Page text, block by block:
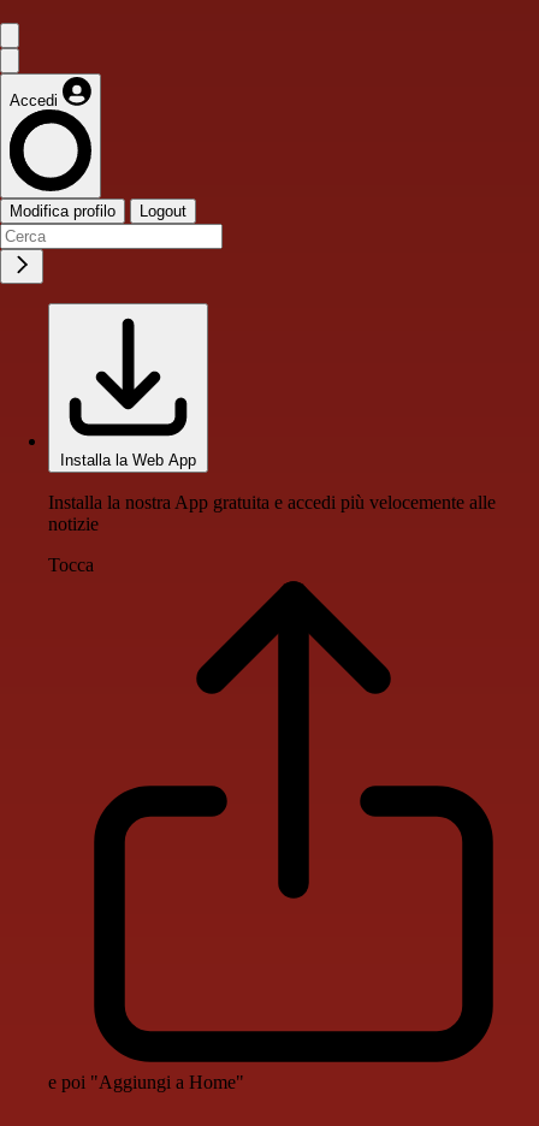
Accedi
Modifica profilo Logout
Installa la Web App
Installa la nostra App gratuita e accedi più velocemente alle
notizie
Tocca
e poi "Aggiungi a Home"